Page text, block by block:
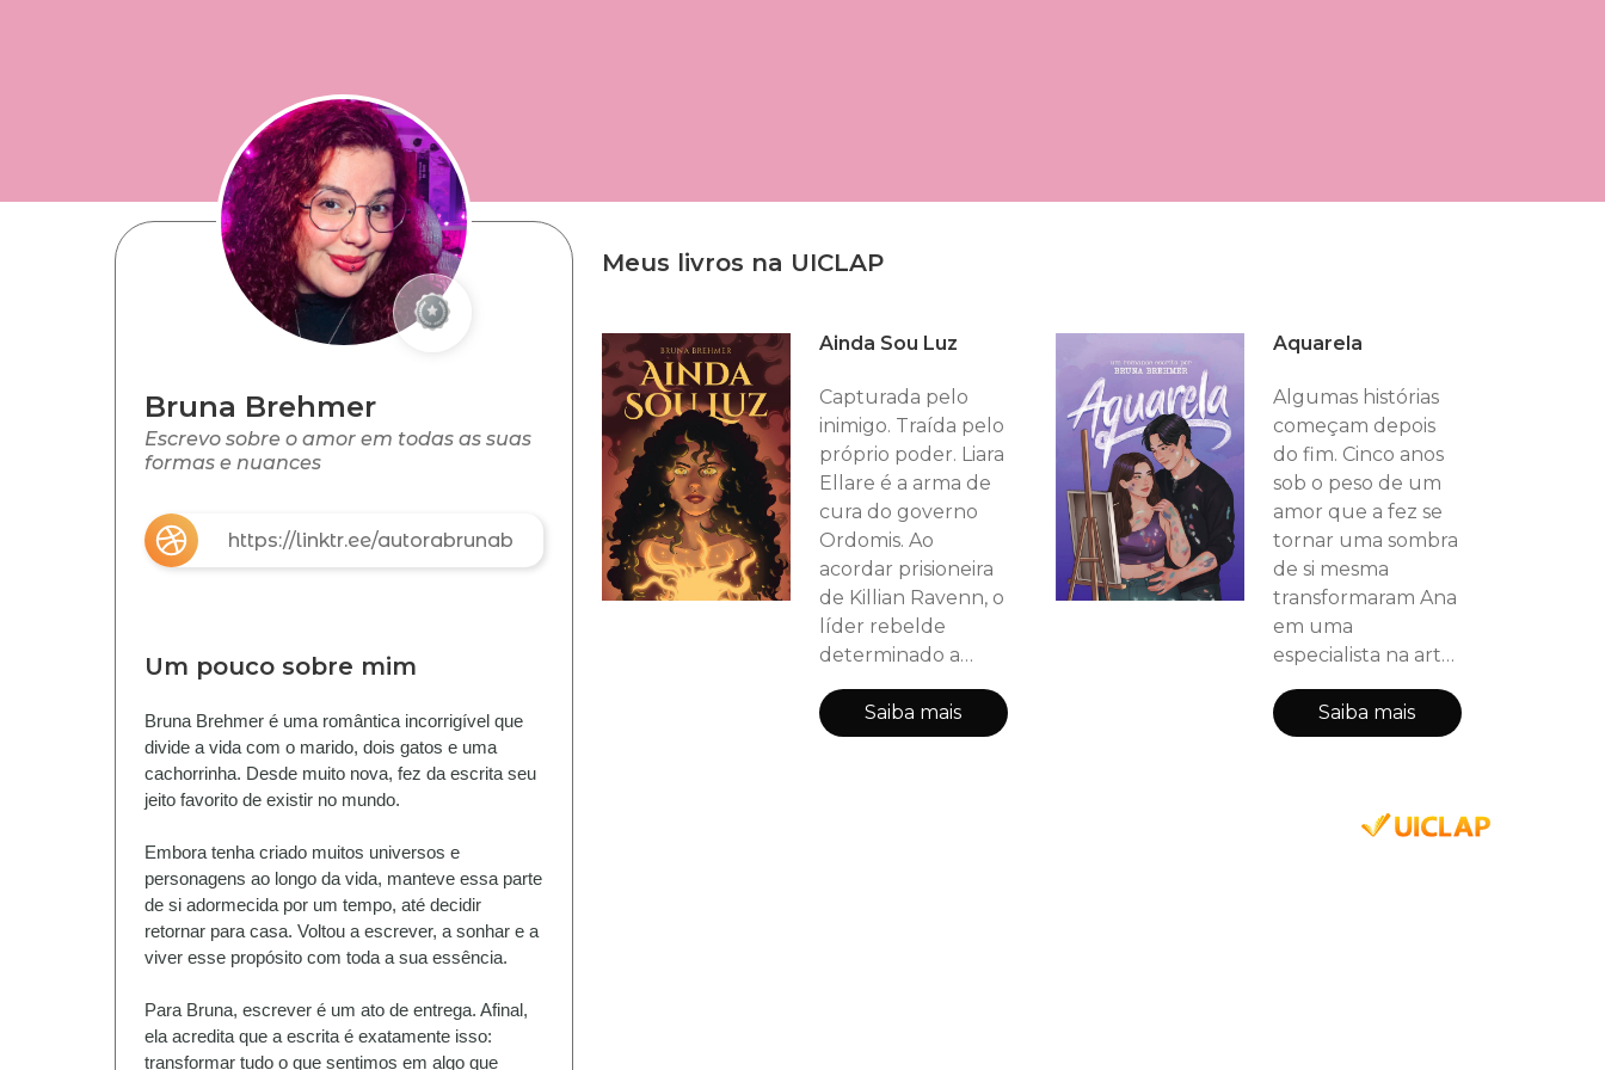
Bruna Brehmer
Escrevo sobre o amor em todas as suas
formas e nuances
https://linktr.ee/autorabrunab
Um pouco sobre mim
Bruna Brehmer é uma romântica incorrigível que
divide a vida com o marido, dois gatos e uma
cachorrinha. Desde muito nova, fez da escrita seu
jeito favorito de existir no mundo.
Embora tenha criado muitos universos e
personagens ao longo da vida, manteve essa parte
de si adormecida por um tempo, até decidir
retornar para casa. Voltou a escrever, a sonhar e a
viver esse propósito com toda a sua essência.
Para Bruna, escrever é um ato de entrega. Afinal,
ela acredita que a escrita é exatamente isso:
transformar tudo o que sentimos em algo que
Meus livros na UICLAP
Ainda Sou Luz
Capturada pelo
inimigo. Traída pelo
próprio poder. Liara
Ellare é a arma de
cura do governo
Ordomis. Ao
acordar prisioneira
de Killian Ravenn, o
líder rebelde
determinado a
destruir tudo o
que ela defende,
ela esperava
Saiba mais
Aquarela
Algumas histórias
começam depois
do fim. Cinco anos
sob o peso de um
amor que a fez se
tornar uma sombra
de si mesma
transformaram Ana
em uma
especialista na arte
de existir no
automático. Então
Guilherme
que odeia todo
Saiba mais